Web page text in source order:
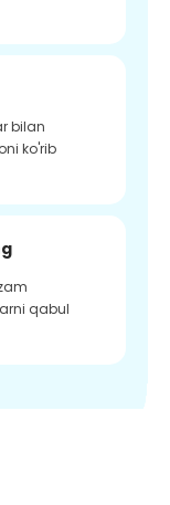
bilan
ko'rib
qabul